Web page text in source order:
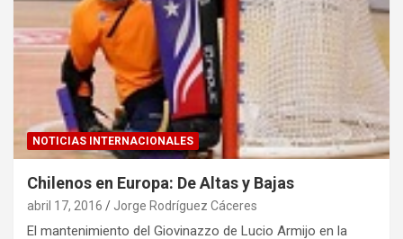
NOTICIAS INTERNACIONALES
Chilenos en Europa: De Altas y Bajas
abril 17, 2016 Jorge Rodríguez Cáceres
El mantenimiento del Giovinazzo de Lucio Armijo en la